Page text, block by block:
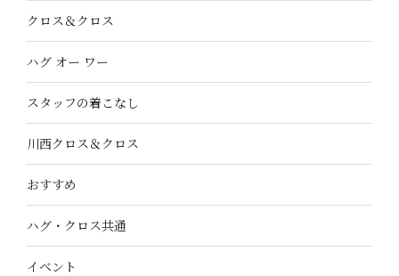
クロス＆クロス
ハグ オー ワー
スタッフの着こなし
川西クロス＆クロス
おすすめ
ハグ・クロス共通
イベント